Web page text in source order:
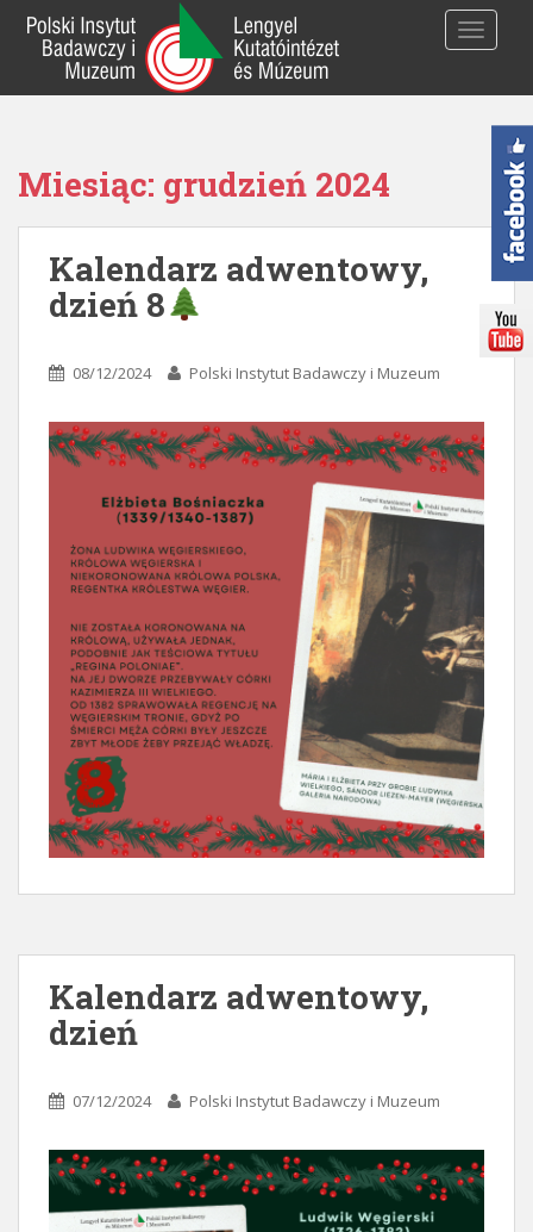
p
Miesiąc: grudzień 2024
Kalendarz adwentowy,
dzień 8
08/12/2024 Polski Instytut Badawczy i Muzeum
Kalendarz adwentowy,
dzień
07/12/2024 Polski Instytut Badawczy i Muzeum